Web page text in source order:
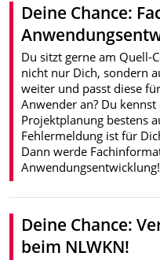
Deine Chance:
Du sitzt gerne am Quell-
nicht nur Dich, sondern
weiter und passt diese
Anwender an? Du
Projektplanung bestens
Fehlermeldung ist für
Dann werde
Anwendungsentwicklung!
Deine Chance:
beim NLWKN!